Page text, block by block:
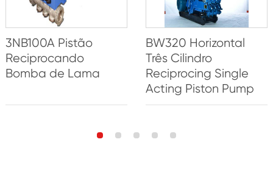
3NB100A Pistão
Reciprocando
Bomba de Lama
BW320 Horizontal
Três Cilindro
Reciprocing Single
Acting Piston Pump